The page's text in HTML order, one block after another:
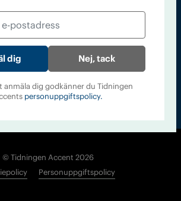
© Tidningen Accent 2026
Personuppgiftspolicy
Nej, tack
anmäla dig godkänner du Tidningen
personuppgiftspolicy.